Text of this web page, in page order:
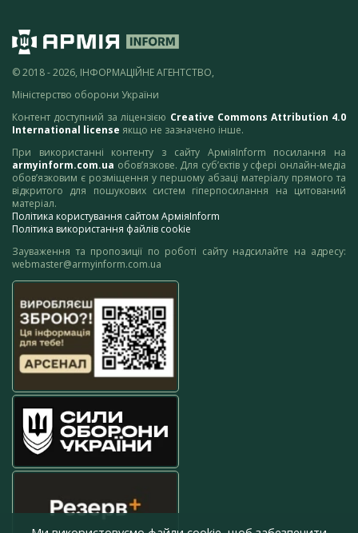
© 2018 - 2026, ІНФОРМАЦІЙНЕ АГЕНТСТВО,
Міністерство оборони України
Контент доступний за ліцензією Creative Commons Attribution 4.0
International license якщо не зазначено інше.
При використанні контенту з сайту АрміяInform посилання на
armyinform.com.ua обов’язкове. Для суб’єктів у сфері онлайн-медіа
обов’язковим є розміщення у першому абзаці матеріалу прямого та
відкритого для пошукових систем гіперпосилання на цитований
матеріал.
Політика користування сайтом АрміяInform
Політика використання файлів cookie
Зауваження та пропозиції по роботі сайту надсилайте на адресу:
webmaster@armyinform.com.ua